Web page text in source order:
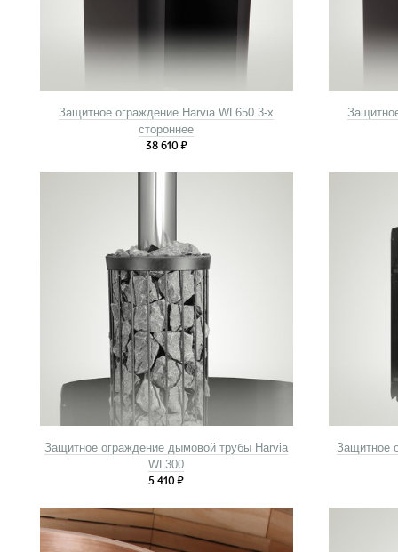
Защитное ограждение Harvia WL650 3-х
стороннее
38 610₽
Защитное ограждение дымовой трубы Harvia
WL300
5 410₽
Защитное